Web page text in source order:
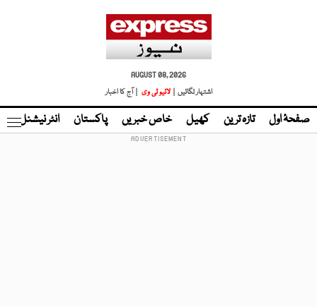
AUGUST 08, 2026
اشتہار لگائیں |
لائیو ٹی وی | آج کا اخبار
صفحۂ اول تازہ ترین کھیل خاص خبریں پاکستان انٹر نیشنل